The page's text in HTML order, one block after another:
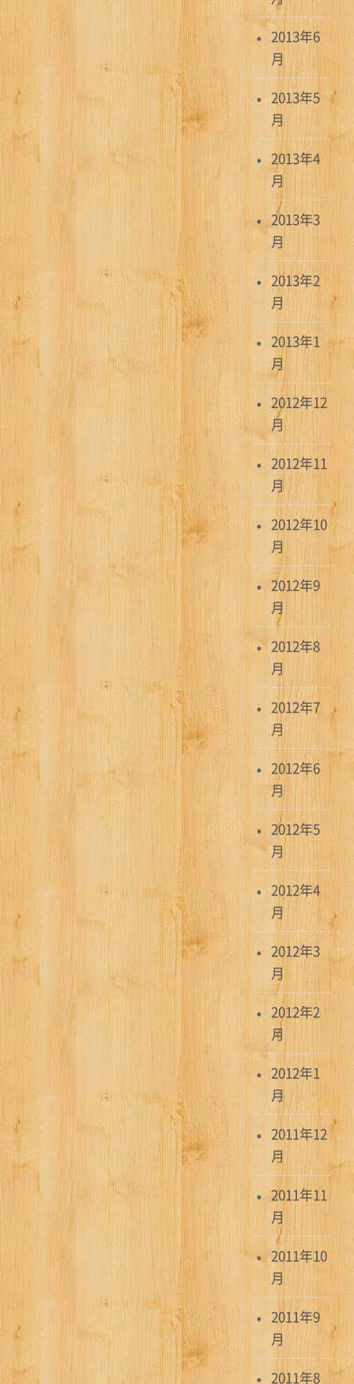
2013年6
月
2013年5
月
2013年4
月
2013年3
月
2013年2
月
2013年1
月
2012年12
月
2012年11
月
2012年10
月
2012年9
月
2012年8
月
2012年7
月
2012年6
月
2012年5
月
2012年4
月
2012年3
月
2012年2
月
2012年1
月
2011年12
月
2011年11
月
2011年10
月
2011年9
月
2011年8